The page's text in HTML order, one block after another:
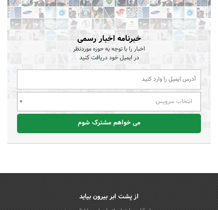
خبرنامه اخبار رسمی
اخبار را با توجه به حوزه موردنظر
در ایمیل خود دریافت کنید
انتخاب سرویس
می خواهم مشترک شوم
از پشت ابر بیرون بیاید